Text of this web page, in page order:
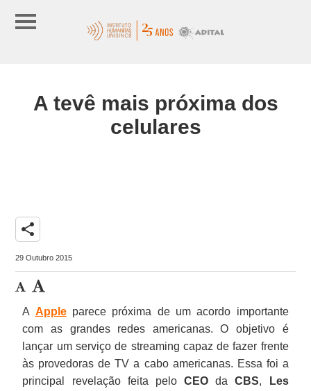
A tevê mais próxima dos
celulares
share
29 Outubro 2015
A Appleparece próxima de um acordo importante
com as grandes redes americanas. O objetivo é
lançar um serviço de streaming capaz de fazer frente
às provedoras de TV a cabo americanas. Essa foi a
principal revelação feita peloCEOda CBS, Les